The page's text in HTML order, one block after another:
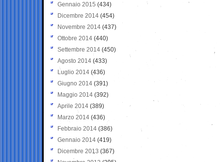
Gennaio 2015 (434)
Dicembre 2014 (454)
Novembre 2014 (437)
Ottobre 2014 (440)
Settembre 2014 (450)
Agosto 2014 (433)
Luglio 2014 (436)
Giugno 2014 (391)
Maggio 2014 (392)
Aprile 2014 (389)
Marzo 2014 (436)
Febbraio 2014 (386)
Gennaio 2014 (419)
Dicembre 2013 (367)